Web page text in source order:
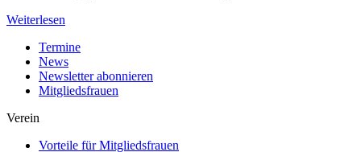
Weiterlesen
Termine
News
Newsletter abonnieren
Mitgliedsfrauen
Verein
Vorteile für Mitgliedsfrauen